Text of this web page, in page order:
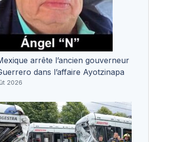
arrête l’ancien gouverneur
dans l’affaire Ayotzinapa
2026